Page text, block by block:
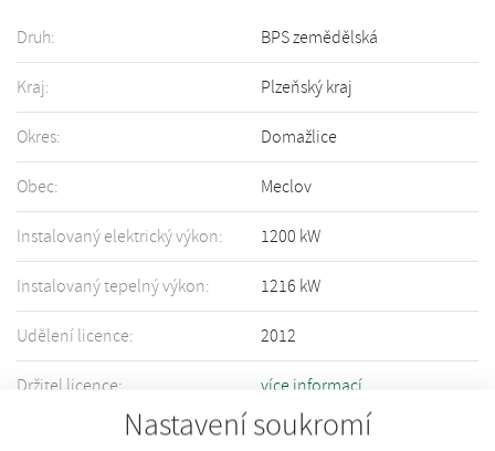
Nastavení soukromí
Druh: BPS zemědělská
Kraj: Plzeňský kraj
Okres: Domažlice
Obec: Meclov
Instalovaný elektrický výkon: 1200 kW
Instalovaný tepelný výkon: 1216 kW
Udělení licence: 2012
Držitel licence: více informací
Informace o Vašem zařízení nejsou přesné či úplné? Upravte informace